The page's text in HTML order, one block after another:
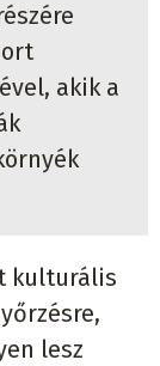
akik a
kulturális
lesz